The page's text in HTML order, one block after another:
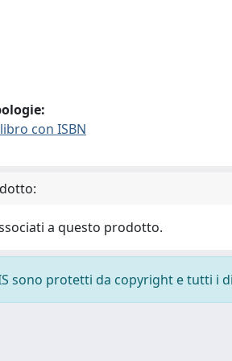
con ISBN
a questo prodotto.
sono protetti da copyright e tutti i